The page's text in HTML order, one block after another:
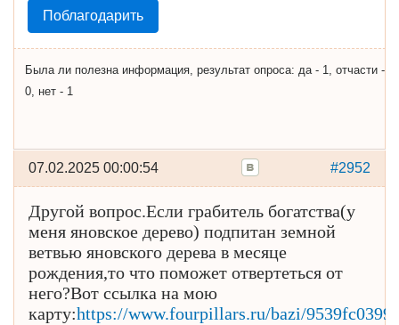
Поблагодарить
Была ли полезна информация, результат опроса: да - 1, отчасти -
0, нет - 1
#2952
07.02.2025 00:00:54
Другой вопрос.Если грабитель богатства(у
меня яновское дерево) подпитан земной
ветвью яновского дерева в месяце
рождения,то что поможет отвертеться от
него?Вот ссылка на мою
карту:https://www.fourpillars.ru/bazi/